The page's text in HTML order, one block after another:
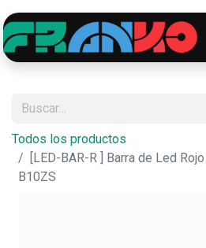
Todos los productos
[LED-BAR-R ] Barra de Led
B10ZS